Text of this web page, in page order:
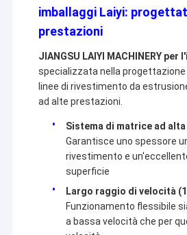
Macchina di rivestimento
macchina di rivestimento di carta
Il doppio ha parteggiato
Pezzi meccanici della laminazione
Macchina del tessuto soffiata
imballaggi Laiyi:
prestazioni
JIANGSU LAIYI MACHINERY per
specializzata nella progettazione
linee di rivestimento da
ad alte prestazioni.
Sistema di matrice ad
Garantisce uno spessore
rivestimento e
superficie
Largo raggio di velocità
Funzionamento flessibile
a bassa velocità che per
realizziamo. Sulla base della nostra
settore della laminazione per
partner, creeremo un futuro